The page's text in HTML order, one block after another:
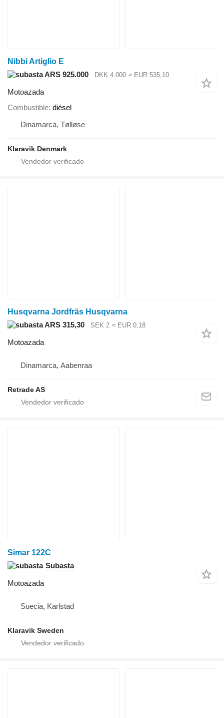
Nibbi Artiglio E
ARS 925.000
DKK 4.000 ≈ EUR 535,10
Motoazada
Combustible diésel
Dinamarca, Tølløse
Klaravik Denmark
Husqvarna Jordfräs Husqvarna
ARS 315,30
SEK 2 ≈ EUR 0,18
Motoazada
Dinamarca, Aabenraa
Retrade AS
Simar 122C
Subasta
Motoazada
Suecia, Karlstad
Klaravik Sweden